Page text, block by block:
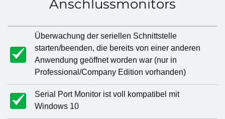
Anschlussmonitors
Überwachung der seriellen Schnittstelle
starten/beenden, die bereits von einer anderen
Anwendung geöffnet worden war (nur in
Professional/Company Edition vorhanden)
Serial Port Monitor ist voll kompatibel mit
Windows 10